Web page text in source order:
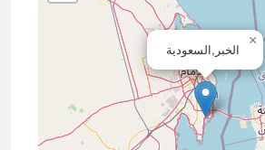
الخبر,السعودية
×